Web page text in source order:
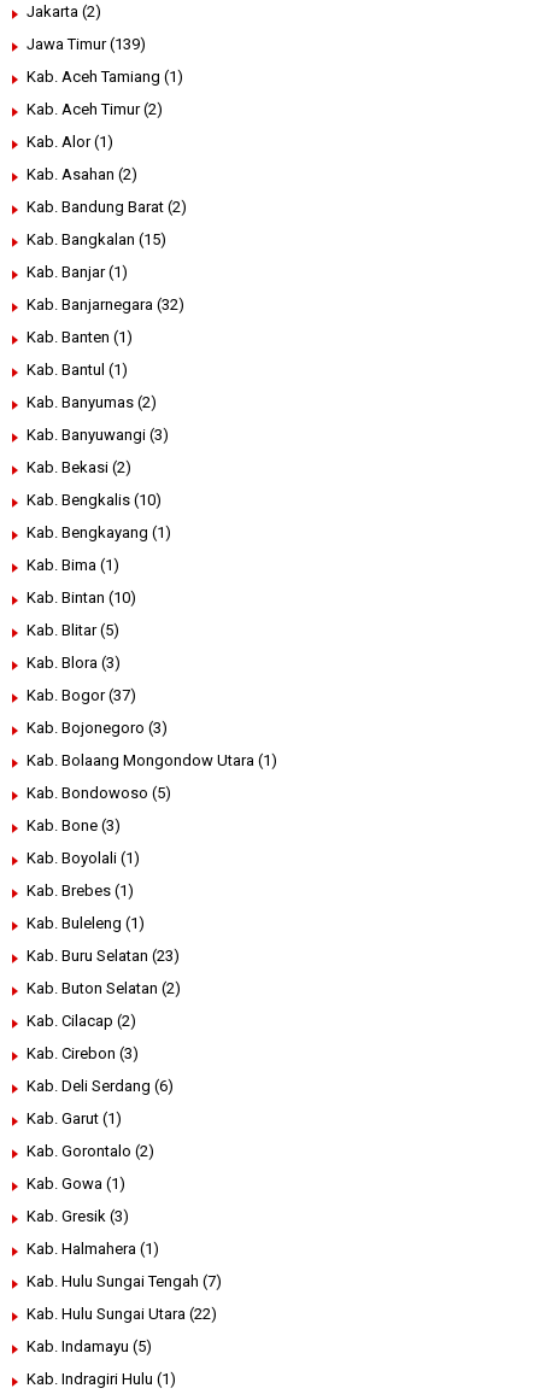
Jakarta (2)
Jawa Timur (139)
Kab. Aceh Tamiang (1)
Kab. Aceh Timur (2)
Kab. Alor (1)
Kab. Asahan (2)
Kab. Bandung Barat (2)
Kab. Bangkalan (15)
Kab. Banjar (1)
Kab. Banjarnegara (32)
Kab. Banten (1)
Kab. Bantul (1)
Kab. Banyumas (2)
Kab. Banyuwangi (3)
Kab. Bekasi (2)
Kab. Bengkalis (10)
Kab. Bengkayang (1)
Kab. Bima (1)
Kab. Bintan (10)
Kab. Blitar (5)
Kab. Blora (3)
Kab. Bogor (37)
Kab. Bojonegoro (3)
Kab. Bolaang Mongondow Utara (1)
Kab. Bondowoso (5)
Kab. Bone (3)
Kab. Boyolali (1)
Kab. Brebes (1)
Kab. Buleleng (1)
Kab. Buru Selatan (23)
Kab. Buton Selatan (2)
Kab. Cilacap (2)
Kab. Cirebon (3)
Kab. Deli Serdang (6)
Kab. Garut (1)
Kab. Gorontalo (2)
Kab. Gowa (1)
Kab. Gresik (3)
Kab. Halmahera (1)
Kab. Hulu Sungai Tengah (7)
Kab. Hulu Sungai Utara (22)
Kab. Indamayu (5)
Kab. Indragiri Hulu (1)